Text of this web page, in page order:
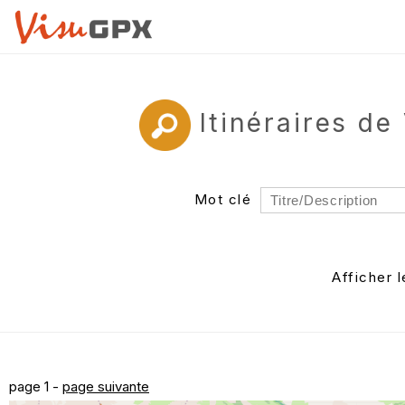
Itinéraires de
Mot clé
Auteur
Afficher
page 1 - page suivante